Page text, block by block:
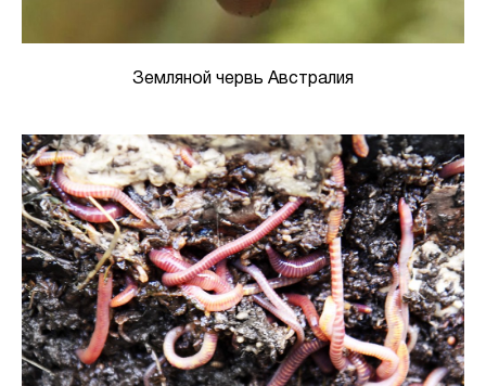
Земляной червь Австралия